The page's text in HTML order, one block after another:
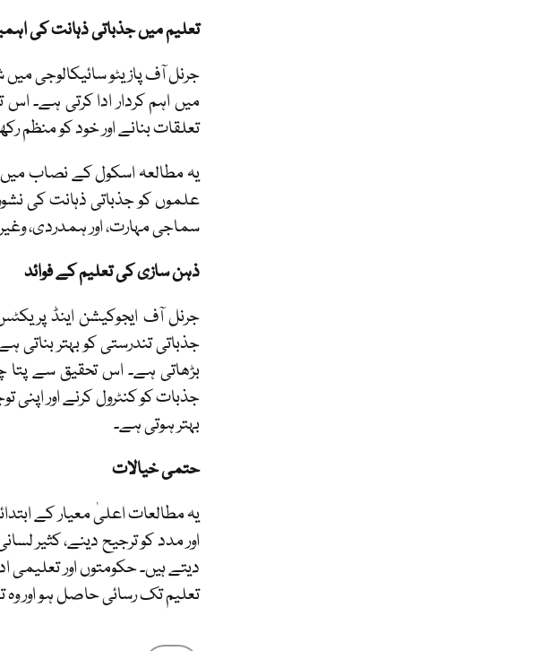
تعلیم میں جذباتی ذہانت کی
جرنل آف پازیٹو سائیکالوجی
میں اہم کردار ادا کرتی ہے۔
تعلقات بنانے اور خود کو منظم
یہ مطالعہ اسکول کے نصاب میں
علموں کو جذباتی ذہانت کی
سماجی مہارت، اور ہمدردی،
ذہن سازی کی تعلیم کے فوائد
جرنل آف ایجوکیشن اینڈ
جذباتی تندرستی کو بہتر
بڑھاتی ہے۔ اس تحقیق سے پتا
جذبات کو کنٹرول کرنے اور
بہتر ہوتی ہے۔
حتمی خیالات
یہ مطالعات اعلیٰ معیار کے
اور مدد کو ترجیح دینے، کثیر
دیتے ہیں۔ حکومتوں اور تعلیمی
تعلیم تک رسائی حاصل ہو اور